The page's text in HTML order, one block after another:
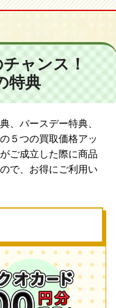
ャンス！
特典
、バースデー特典、
５つの買取価格アッ
ご成立した際に商品
で、お得にご利用い